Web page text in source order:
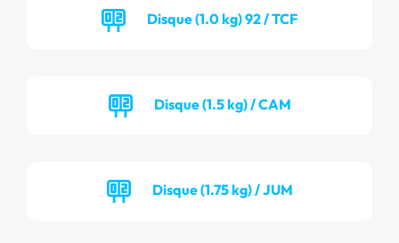
Disque (1.0 kg) 92 / TCF
Disque (1.5 kg) / CAM
Disque (1.75 kg) / JUM